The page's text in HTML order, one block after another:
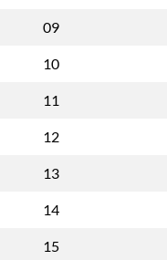
09
10
11
12
13
14
15